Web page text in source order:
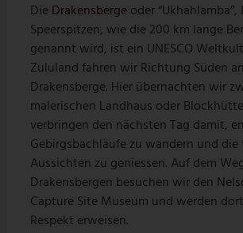
Die Drakensbergeoder
Speerspitzen, wie die 200 km lange
genannt wird, ist ein UNESCO
Zululand fahren wir Richtung Süden
Drakensberge. Hier übernachten wir
malerischen Landhaus oder
verbringen den nächsten Tag damit,
Gebirgsbachläufe zu wandern und
Aussichten zu geniessen. Auf dem
Drakensbergen besuchen wir den
Capture Site Museum und werden
Respekt erweisen.